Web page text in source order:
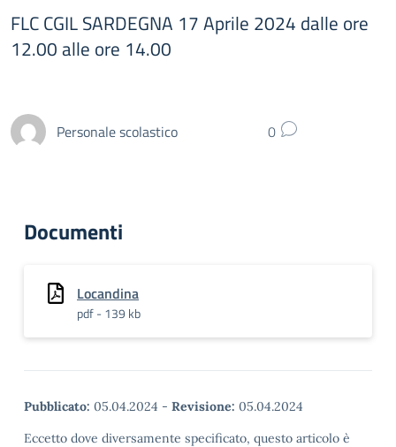
FLC CGIL SARDEGNA 17 Aprile 2024 dalle ore
12.00 alle ore 14.00
Personale scolastico 0
Documenti
Locandina
pdf - 139 kb
Pubblicato: 05.04.2024 - Revisione: 05.04.2024
Eccetto dove diversamente specificato, questo articolo è